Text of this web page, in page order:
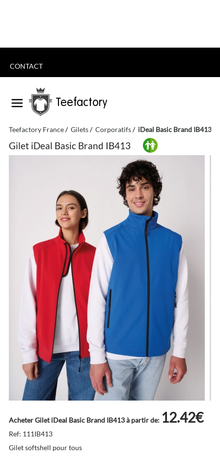
CONTACT
Teefactory
Teefactory France Gilets Corporatifs iDeal Basic Brand IB413
Gilet iDeal Basic Brand IB413
Acheter Gilet iDeal Basic Brand IB413 à partir de: 12.42€
Ref: 111IB413
Gilet softshell pour tous